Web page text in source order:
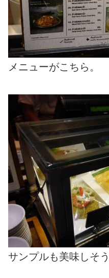
メニューがこちら。
サンプルも美味しそう